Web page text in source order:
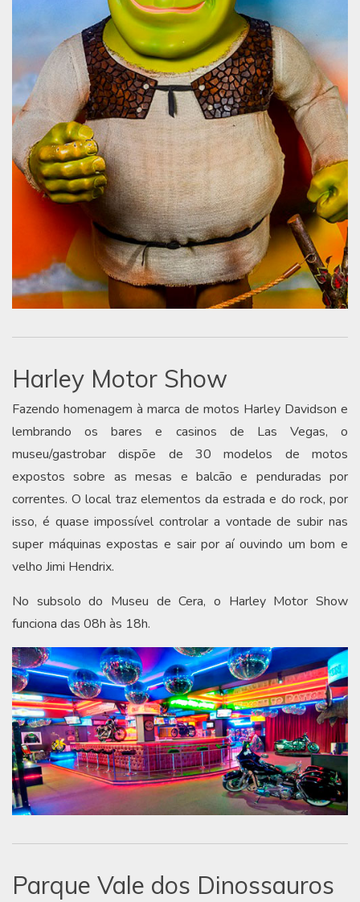
Harley Motor Show
Fazendo homenagem à marca de motos Harley Davidson e
lembrando os bares e casinos de Las Vegas, o
museu/gastrobar dispõe de 30 modelos de motos
expostos sobre as mesas e balcão e penduradas por
correntes. O local traz elementos da estrada e do rock, por
isso, é quase impossível controlar a vontade de subir nas
super máquinas expostas e sair por aí ouvindo um bom e
velho Jimi Hendrix.
No subsolo do Museu de Cera, o Harley Motor Show
funciona das 08h às 18h.
Parque Vale dos Dinossauros